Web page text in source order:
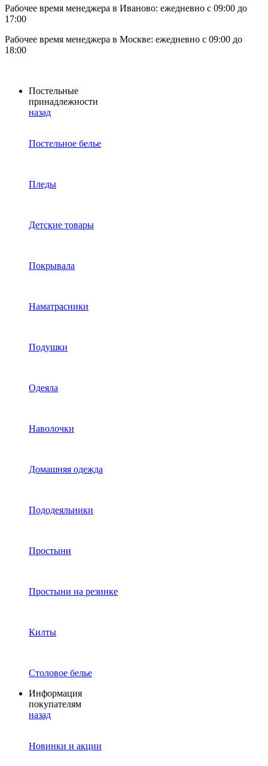
Рабочее время менеджера в Иваново: ежедневно с 09:00 до
17:00
Рабочее время менеджера в Москве: ежедневно с 09:00 до
18:00
Постельные
принадлежности
назад
Постельное белье
Пледы
Детские товары
Покрывала
Наматрасники
Подушки
Одеяла
Наволочки
Домашняя одежда
Пододеяльники
Простыни
Простыни на резинке
Килты
Столовое белье
Информация
покупателям
назад
Новинки и акции